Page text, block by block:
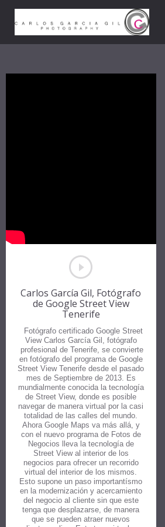
Carlos García Gil, Fotógrafo
de Google Street View
Tenerife
Fotógrafo certificado Google Street
View Carlos García Gil, fotógrafo
profesional de Tenerife, se convierte
en fotógrafo del programa de Google
Street View Tenerife desde el pasado
mes de Septiembre de 2013. Es
mundialmente conocida la tecnología
de Street View, donde es posible
navegar de manera virtual por la casi
totalidad de las calles del mundo.
Ahora Google Maps va más allá, y
con el nuevo programa de Fotos de
Negocios lleva la tecnología de
Street View al interior de los
negocios para ofrecer un recorrido
virtual del interior de los mismos.
Esto supone un paso importantísmo
en la modernización y acercamiento
del negocio al cliente sin que este
tenga que desplazarse, de manera
que se pueden atraer nuevos